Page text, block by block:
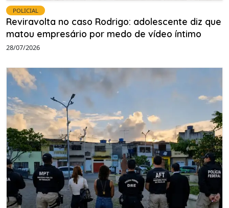
POLICIAL
Reviravolta no caso Rodrigo: adolescente diz que
matou empresário por medo de vídeo íntimo
28/07/2026